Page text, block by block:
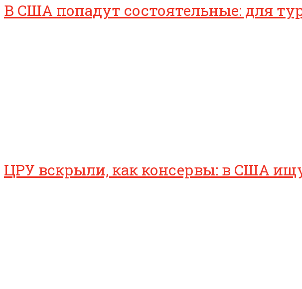
В США попадут состоятельные: для
ЦРУ вскрыли, как консервы: в США